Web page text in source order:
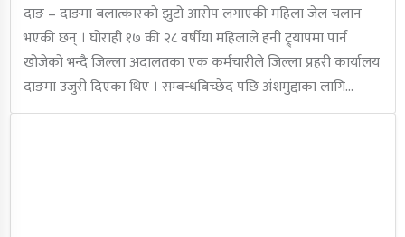
दाङ – दाङमा बलात्कारको झुटो आरोप लगाएकी महिला जेल चलान
भएकी छन् । घोराही १७ की २८ वर्षीया महिलाले हनी ट्र्यापमा पार्न
खोजेको भन्दै जिल्ला अदालतका एक कर्मचारीले जिल्ला प्रहरी कार्यालय
दाङमा उजुरी दिएका थिए । सम्बन्धबिच्छेद पछि अंशमुद्दाका लागि…